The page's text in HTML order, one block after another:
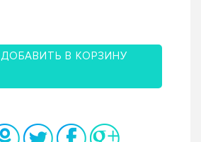
ДОБАВИТЬ В КОРЗИНУ